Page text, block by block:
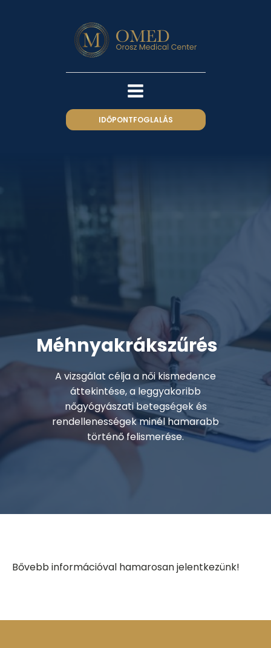
IDŐPONTFOGLALÁS
Méhnyakrákszűrés
A vizsgálat célja a női kismedence
áttekintése, a leggyakoribb
nőgyógyászati betegségek és
rendellenességek minél hamarabb
történő felismerése.
Bővebb információval hamarosan jelentkezünk!